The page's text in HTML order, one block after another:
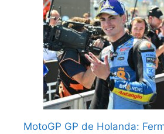
MotoGP GP de Holanda: